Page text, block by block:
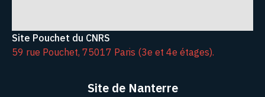
Site Pouchet du CNRS
59 rue Pouchet, 75017 Paris (3e et 4e étages).
Site de Nanterre